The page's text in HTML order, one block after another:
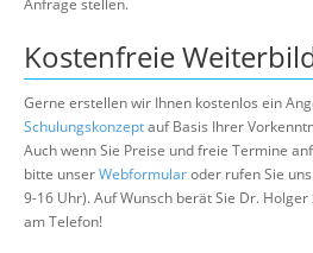
Anfrage stellen.
Kostenfreie
Gerne erstellen wir Ihnen kostenlos ein
Schulungskonzeptauf Basis Ihrer
Auch wenn Sie Preise und freie Termine
bitte unserWebformularoder rufen Sie
9-16 Uhr). Auf Wunsch berät Sie Dr.
am Telefon!